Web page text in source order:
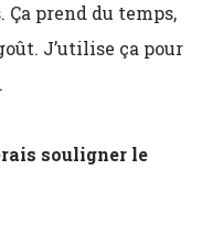
Ça prend du temps,
J’utilise ça pour
souligner le